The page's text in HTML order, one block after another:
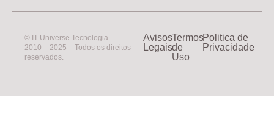
© IT Universe Tecnologia –
2010 – 2025 – Todos os direitos
reservados.
Avisos
Legais
Termos
de
Uso
Politica de
Privacidade